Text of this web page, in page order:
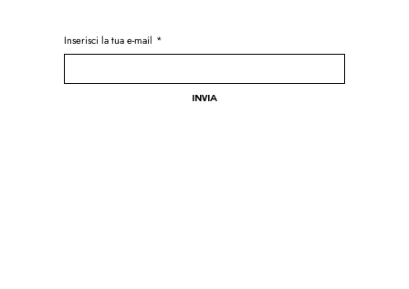
Inserisci la tua e-mail *
Invia